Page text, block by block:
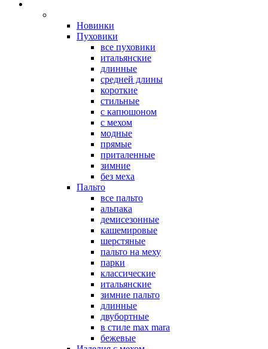
Новинки
Пуховики
все пуховики
итальянские
длинные
средней длины
короткие
стильные
с капюшоном
с мехом
модные
прямые
приталенные
зимние
без меха
Пальто
все пальто
альпака
демисезонные
кашемировые
шерстяные
пальто на меху
парки
классические
итальянские
зимние пальто
длинные
двубортные
в стиле max mara
бежевые